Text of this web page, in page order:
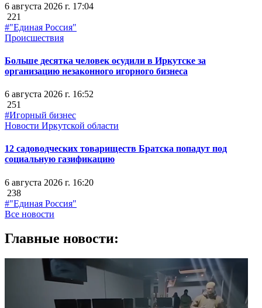
6 августа 2026 г. 17:04
221
#"Единая Россия"
Происшествия
Больше десятка человек осудили в Иркутске за
организацию незаконного игорного бизнеса
6 августа 2026 г. 16:52
251
#Игорный бизнес
Новости Иркутской области
12 садоводческих товариществ Братска попадут под
социальную газификацию
6 августа 2026 г. 16:20
238
#"Единая Россия"
Все новости
Главные новости: